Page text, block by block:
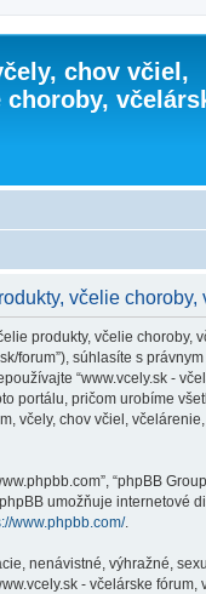
chov včiel,
včelie
produkty, včelie choroby,
forum”), súhlasíte s
“www.vcely.sk -
pričom urobíme
chov včiel,
“phpBB
phpBB umožňuje internetové
www.phpbb.com/.
nenávistné, výhražné,
- včelárske